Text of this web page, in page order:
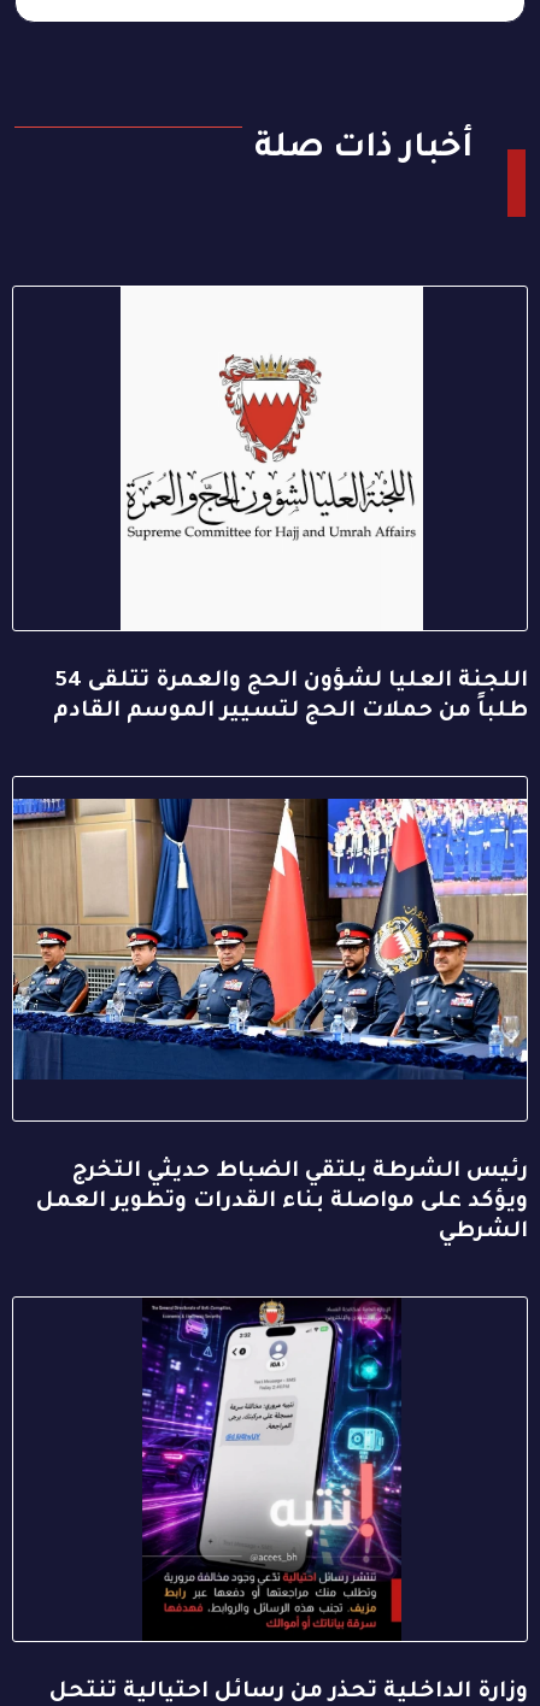
أخبار ذات صلة
اللجنة العليا لشؤون الحج والعمرة تتلقى 54
طلباً من حملات الحج لتسيير الموسم القادم
رئيس الشرطة يلتقي الضباط حديثي التخرج
ويؤكد على مواصلة بناء القدرات وتطوير العمل
الشرطي
وزارة الداخلية تحذر من رسائل احتيالية تنتحل